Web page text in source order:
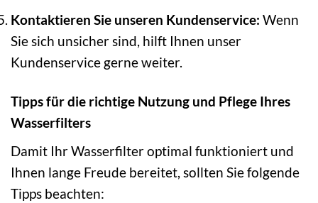
Kontaktieren Sie unseren Kundenservice: Wenn
Sie sich unsicher sind, hilft Ihnen unser
Kundenservice gerne weiter.
Tipps für die richtige Nutzung und Pflege Ihres
Wasserfilters
Damit Ihr Wasserfilter optimal funktioniert und
Ihnen lange Freude bereitet, sollten Sie folgende
Tipps beachten: